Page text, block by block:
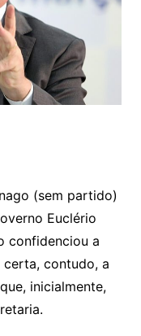
(sem partido)
Euclério
confidenciou a
contudo, a
inicialmente,